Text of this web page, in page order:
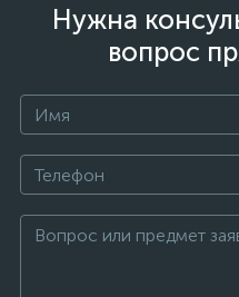
Нужна
вопрос